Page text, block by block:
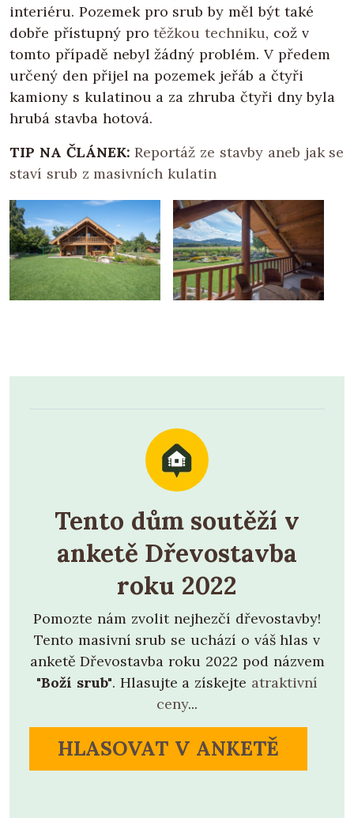
interiéru. Pozemek pro srub by měl být také
dobře přístupný protěžkou techniku, což v
tomto případě nebyl žádný problém. V předem
určený den přijel na pozemek jeřáb a čtyři
kamiony s kulatinou a za zhruba čtyři dny byla
hrubá stavba hotová.
TIP NA ČLÁNEK: Reportáž ze stavby aneb jak se
staví srub z masivních kulatin
Tento dům soutěží v
anketě Dřevostavba
roku 2022
Pomozte nám zvolit nejhezčí dřevostavby!
Tento masivní srub se uchází o váš hlas v
anketě Dřevostavba roku 2022 pod názvem
"Boží srub". Hlasujte a získejte atraktivní
ceny...
HLASOVAT V ANKETĚ